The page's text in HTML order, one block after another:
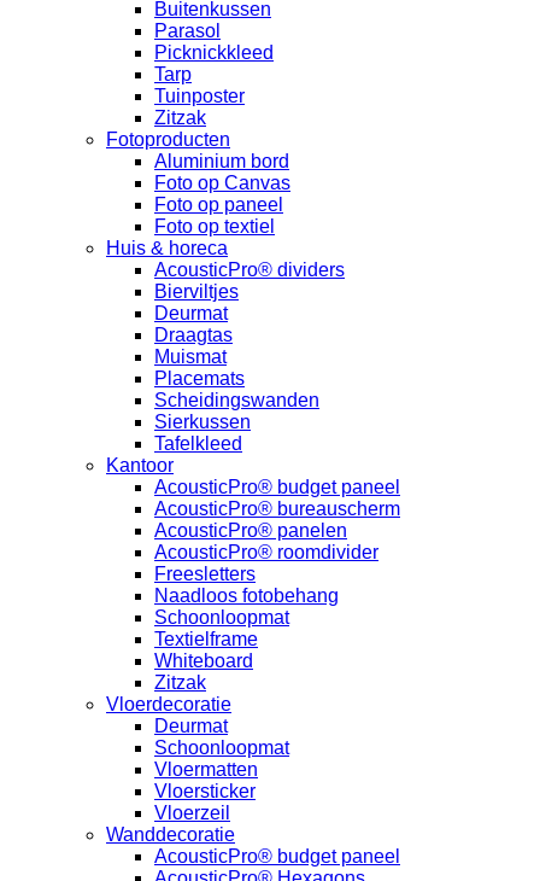
Buitenkussen
Parasol
Picknickkleed
Tarp
Tuinposter
Zitzak
Fotoproducten
Aluminium bord
Foto op Canvas
Foto op paneel
Foto op textiel
Huis & horeca
AcousticPro® dividers
Bierviltjes
Deurmat
Draagtas
Muismat
Placemats
Scheidingswanden
Sierkussen
Tafelkleed
Kantoor
AcousticPro® budget paneel
AcousticPro® bureauscherm
AcousticPro® panelen
AcousticPro® roomdivider
Freesletters
Naadloos fotobehang
Schoonloopmat
Textielframe
Whiteboard
Zitzak
Vloerdecoratie
Deurmat
Schoonloopmat
Vloermatten
Vloersticker
Vloerzeil
Wanddecoratie
AcousticPro® budget paneel